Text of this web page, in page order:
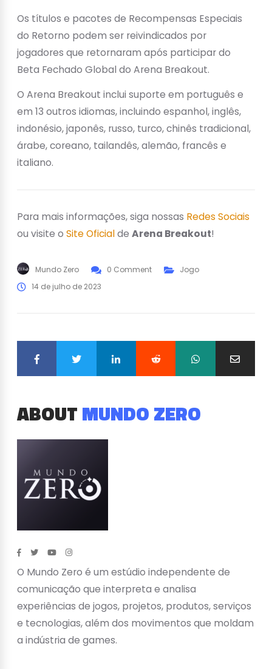
Os títulos e pacotes de Recompensas Especiais
do Retorno podem ser reivindicados por
jogadores que retornaram após participar do
Beta Fechado Global do Arena Breakout.
O Arena Breakout inclui suporte em português e
em 13 outros idiomas, incluindo espanhol, inglês,
indonésio, japonês, russo, turco, chinês tradicional,
árabe, coreano, tailandês, alemão, francês e
italiano.
Para mais informações, siga nossas Redes Sociais
ou visite o Site Oficialde Arena Breakout!
Mundo Zero 0 Comment
Jogo
14 de julho de 2023
ABOUTMUNDO ZERO
O Mundo Zero é um estúdio independente de
comunicação que interpreta e analisa
experiências de jogos, projetos, produtos, serviços
e tecnologias, além dos movimentos que moldam
a indústria de games.